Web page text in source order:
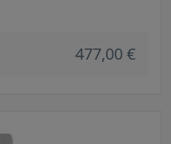
477,00 €